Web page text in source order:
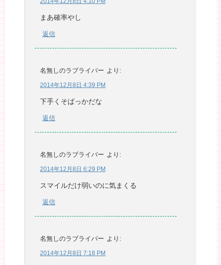
まあ確率やし
返信
名無しのラブライバー より:
2014年12月8日 4:39 PM
下手くそばっかだな
返信
名無しのラブライバー より:
2014年12月8日 6:29 PM
スマイルだけ弱いのに気まくる
返信
名無しのラブライバー より:
2014年12月8日 7:18 PM